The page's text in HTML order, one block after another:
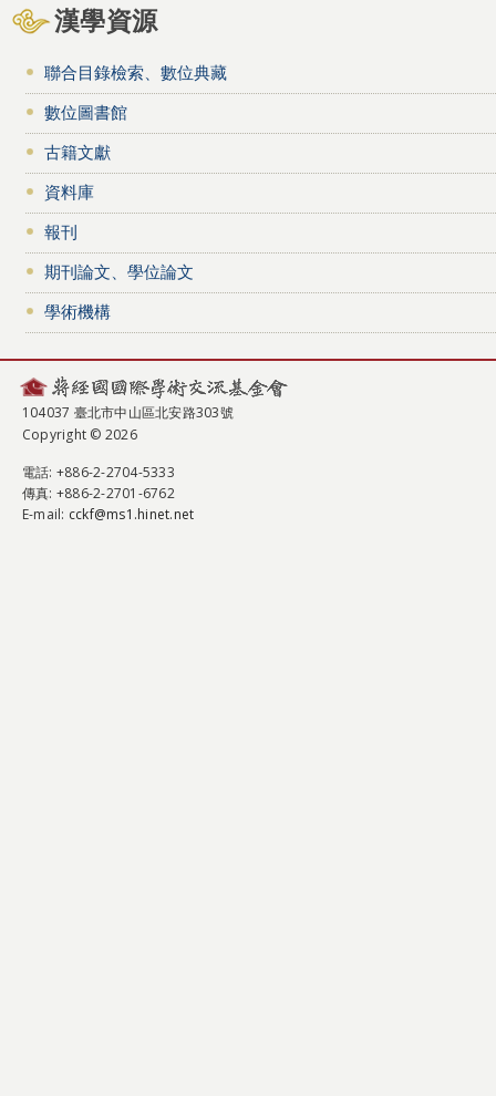
漢學資源
聯合目錄檢索、數位典藏
數位圖書館
古籍文獻
資料庫
報刊
期刊論文、學位論文
學術機構
104037 臺北市中山區北安路303號
Copyright © 2026
電話: +886-2-2704-5333
傳真: +886-2-2701-6762
E-mail: cckf@ms1.hinet.net